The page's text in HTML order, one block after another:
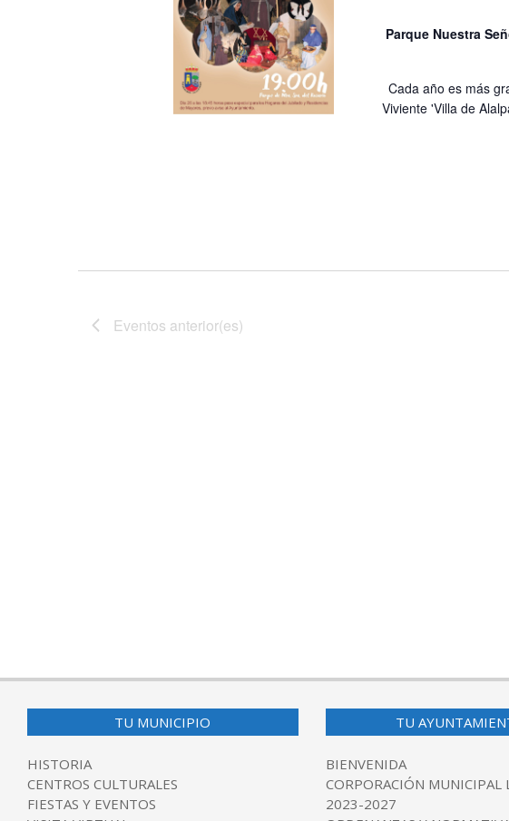
Parque Nuestra
Cada año es más
Viviente 'Villa de
Eventos anterior(es)
TU MUNICIPIO
HISTORIA
CENTROS CULTURALES
FIESTAS Y EVENTOS
TU
BIENVENIDA
CORPORACIÓN MUNICIPAL
2023-2027